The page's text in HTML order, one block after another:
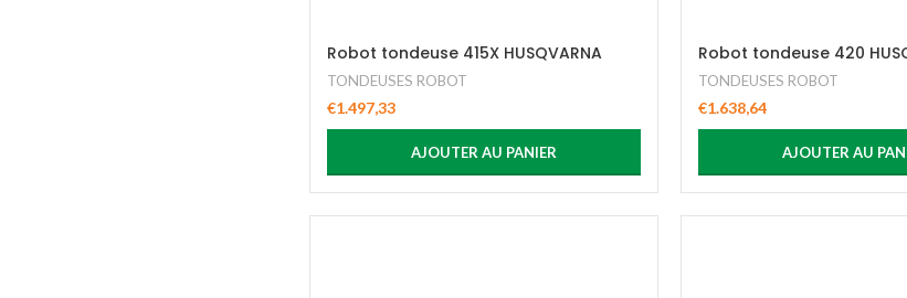
Robot tondeuse 415X HUSQVARNA
TONDEUSES ROBOT
€1.497,33
AJOUTER AU PANIER
Robot tondeuse 420
TONDEUSES ROBOT
€1.638,64
AJOUTER AU